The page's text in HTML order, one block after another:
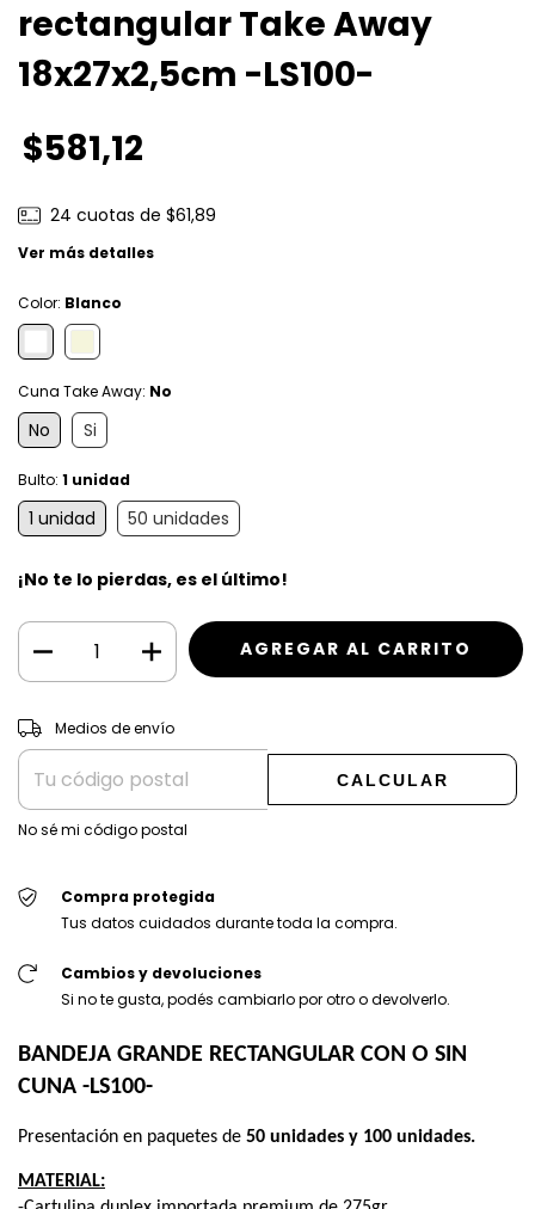
rectangular Take Away
18x27x2,5cm -LS100-
$581,12
24 cuotas de $61,89
Ver más detalles
Color: Blanco
Cuna Take Away: No
No Si
Bulto: 1 unidad
1 unidad 50 unidades
¡No te lo pierdas, es el último!
Entregas para el CP:
Medios de envío
CALCULAR
No sé mi código postal
Compra protegida
Tus datos cuidados durante toda la compra.
Cambios y devoluciones
Si no te gusta, podés cambiarlo por otro o devolverlo.
BANDEJA GRANDE RECTANGULAR CON O SIN
CUNA -LS100-
Presentación en paquetes de 50 unidades y 100 unidades.
MATERIAL: